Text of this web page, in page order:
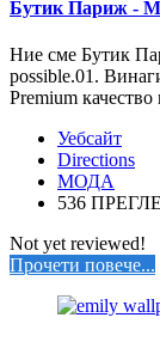
Бутик Париж -
Ние сме Бутик
possible.01.
Premium качество
Уебсайт
Directions
МОДА
536
Not yet reviewed!
Прочети повече...